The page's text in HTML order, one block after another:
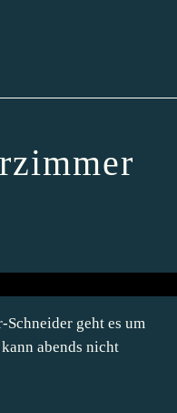
geht es um
abends nicht